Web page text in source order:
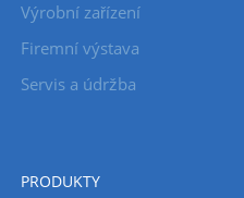
Výrobní zařízení
Firemní výstava
Servis a údržba
PRODUKTY